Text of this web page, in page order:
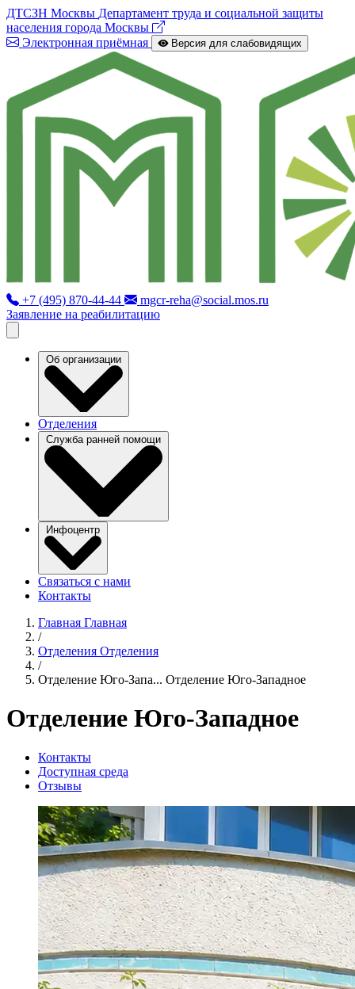
ДТСЗН Москвы Департамент труда и социальной защиты
населения города Москвы
Электронная приёмная
Версия для слабовидящих
+7 (495) 870-44-44
mgcr-reha@social.mos.ru
Заявление на реабилитацию
Об организации
Отделения
Служба ранней помощи
Инфоцентр
Связаться с нами
Контакты
Главная Главная
/
Отделения Отделения
/
Отделение Юго-Запа... Отделение Юго-Западное
Отделение Юго-Западное
Контакты
Доступная среда
Отзывы